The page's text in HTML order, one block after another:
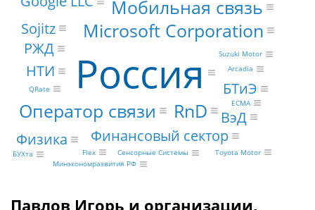
Россия
Microsoft Corporation
Оператор связи
Мобильная связь
RnD
Sojitz
РЖД
НТИ
Физика Финансовый сектор
ВэД
БТиЭ
QRate
Arcadia
Flex Сенсорные Системы
БУХта Toyota Motor
Suzuki Motor
Минэкономразвития РФ
ECMA
Павлов Игорь и организации,